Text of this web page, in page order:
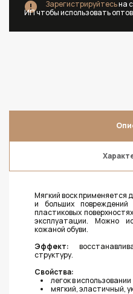
Зарегистрируйтесьна
ИП чтобы использовать
Мягкий воск применяется
и больших
пластиковых
эксплуатации. Можно
кожаной обуви.
Эффект:
структуру.
Свойства:
легок в использовании
мягкий, эластичный,